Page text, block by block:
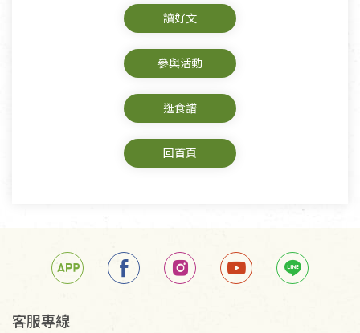
讀好文
參與活動
逛食譜
回首頁
客服專線